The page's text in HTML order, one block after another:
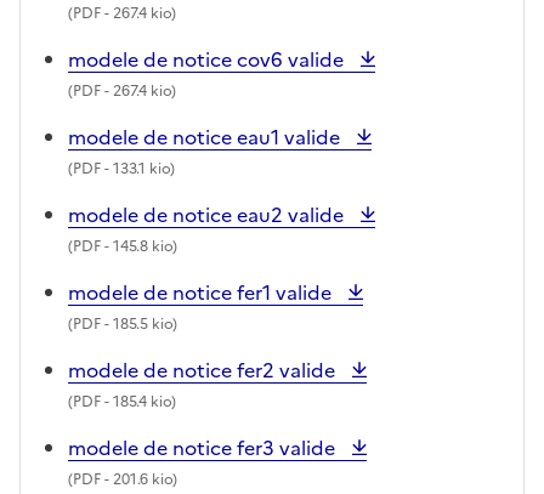
(PDF- 267.4 kio)
modele de notice cov6 valide
(PDF- 267.4 kio)
modele de notice eau1 valide
(PDF- 133.1 kio)
modele de notice eau2 valide
(PDF- 145.8 kio)
modele de notice fer1 valide
(PDF- 185.5 kio)
modele de notice fer2 valide
(PDF- 185.4 kio)
modele de notice fer3 valide
(PDF- 201.6 kio)